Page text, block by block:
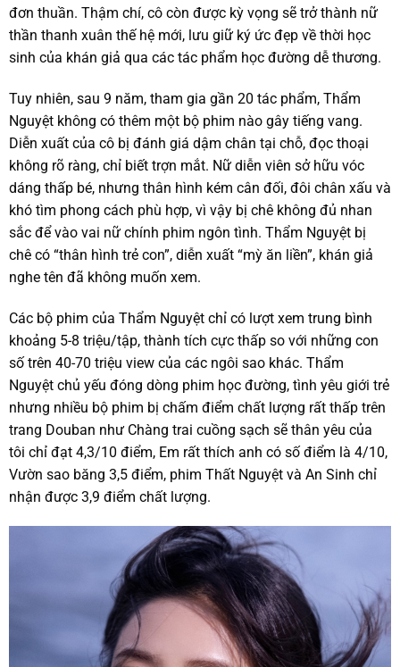
đơn thuần. Thậm chí, cô còn được kỳ vọng sẽ trở thành nữ
thần thanh xuân thế hệ mới, lưu giữ ký ức đẹp về thời học
sinh của khán giả qua các tác phẩm học đường dễ thương.
Tuy nhiên, sau 9 năm, tham gia gần 20 tác phẩm, Thẩm
Nguyệt không có thêm một bộ phim nào gây tiếng vang.
Diễn xuất của cô bị đánh giá dậm chân tại chỗ, đọc thoại
không rõ ràng, chỉ biết trợn mắt. Nữ diễn viên sở hữu vóc
dáng thấp bé, nhưng thân hình kém cân đối, đôi chân xấu và
khó tìm phong cách phù hợp, vì vậy bị chê không đủ nhan
sắc để vào vai nữ chính phim ngôn tình. Thẩm Nguyệt bị
chê có “thân hình trẻ con”, diễn xuất “mỳ ăn liền”, khán giả
nghe tên đã không muốn xem.
Các bộ phim của Thẩm Nguyệt chỉ có lượt xem trung bình
khoảng 5-8 triệu/tập, thành tích cực thấp so với những con
số trên 40-70 triệu view của các ngôi sao khác. Thẩm
Nguyệt chủ yếu đóng dòng phim học đường, tình yêu giới trẻ
nhưng nhiều bộ phim bị chấm điểm chất lượng rất thấp trên
trang Douban như Chàng trai cuồng sạch sẽ thân yêu của
tôi chỉ đạt 4,3/10 điểm, Em rất thích anh có số điểm là 4/10,
Vườn sao băng 3,5 điểm, phim Thất Nguyệt và An Sinh chỉ
nhận được 3,9 điểm chất lượng.